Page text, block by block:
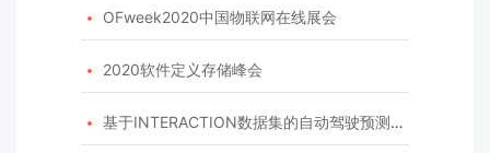
 OFweek2020中国物联网在线展会
 2020软件定义存储峰会
 基于INTERACTION数据集的自动驾驶预测模型挑战赛